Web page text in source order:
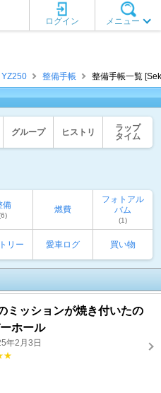
メニュー
ログイン
YZ250 整備手帳 整備手帳一覧
グループ ヒストリ
ラップ
タイム
備 燃費
フォトアル
バム
(1)
リー 愛車ログ 買い物
ミッションが焼き付いたの
ホール
年2月3日